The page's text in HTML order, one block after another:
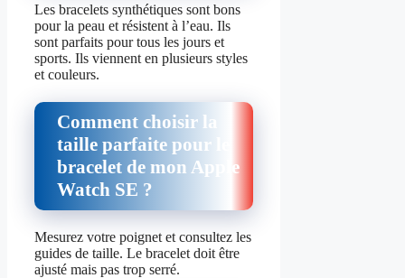
Les bracelets synthétiques sont bons
pour la peau et résistent à l’eau. Ils
sont parfaits pour tous les jours et
sports. Ils viennent en plusieurs styles
et couleurs.
Comment choisir la
taille parfaite pour le
bracelet de mon Apple
Watch SE ?
Mesurez votre poignet et consultez les
guides de taille. Le bracelet doit être
ajusté mais pas trop serré.